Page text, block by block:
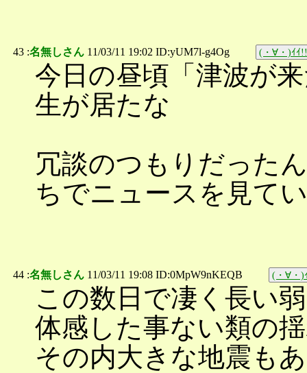
43 :名無しさん 11/03/11 19:02 ID:yUM7l-g4Og (・∀・)ｲｲ!!
今日の昼頃「津波が
生が居たな
冗談のつもりだった
ちでニュースを見て
44 :名無しさん 11/03/11 19:08 ID:0MpW9nKEQB (・∀・)
この数日で凄く長い
体感した事ない類の
その内大きな地震も